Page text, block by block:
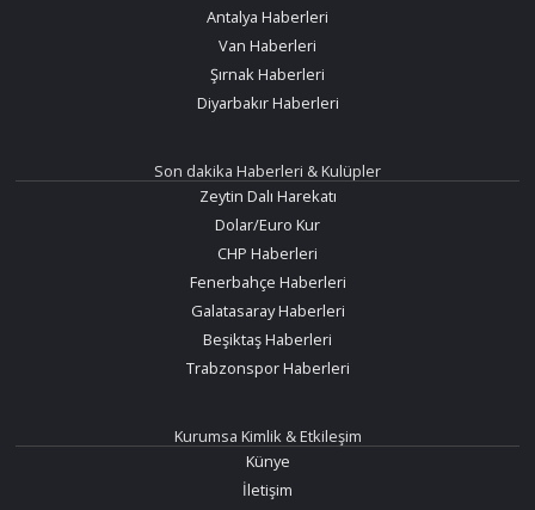
Antalya Haberleri
Van Haberleri
Şırnak Haberleri
Diyarbakır Haberleri
Son dakika Haberleri & Kulüpler
Zeytin Dalı Harekatı
Dolar/Euro Kur
CHP Haberleri
Fenerbahçe Haberleri
Galatasaray Haberleri
Beşiktaş Haberleri
Trabzonspor Haberleri
Kurumsa Kimlik & Etkileşim
Künye
İletişim